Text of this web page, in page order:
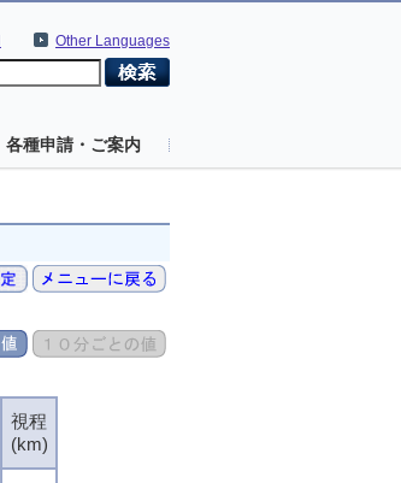
Other Languages
各種申請・ご案内
視程
(km)